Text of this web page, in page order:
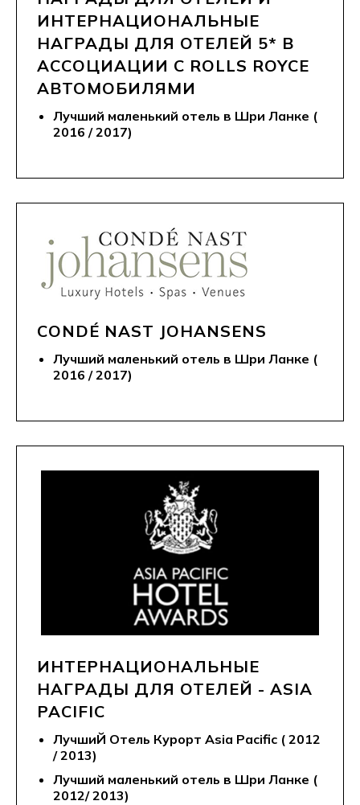
ИНТЕРНАЦИОНАЛЬНЫЕ
НАГРАДЫ ДЛЯ ОТЕЛЕЙ 5* В
АССОЦИАЦИИ С ROLLS ROYCE
АВТОМОБИЛЯМИ
Лучший маленький отель в Шри Ланке (
2016 / 2017)
CONDÉ NAST JOHANSENS
Лучший маленький отель в Шри Ланке (
2016 / 2017)
ИНТЕРНАЦИОНАЛЬНЫЕ
НАГРАДЫ ДЛЯ ОТЕЛЕЙ - ASIA
PACIFIC
ЛучшиЙ Отель Курорт Asia Pacific ( 2012
/ 2013)
Лучший маленький отель в Шри Ланке (
2012/ 2013)